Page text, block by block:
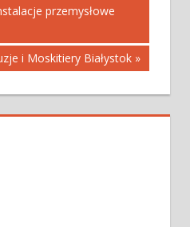
przemysłowe
i Moskitiery Białystok »